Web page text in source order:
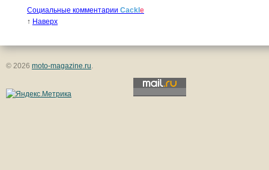
Социальные комментарии Cackl e
↑ Наверх
© 2026 moto-magazine.ru.